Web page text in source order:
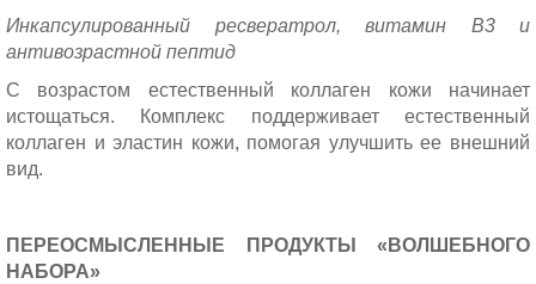
Инкапсулированный ресвератрол, витамин B3 и
антивозрастной пептид
С возрастом естественный коллаген кожи начинает
истощаться. Комплекс поддерживает естественный
коллаген и эластин кожи, помогая улучшить ее внешний
вид.
ПЕРЕОСМЫСЛЕННЫЕ ПРОДУКТЫ «ВОЛШЕБНОГО
НАБОРА»